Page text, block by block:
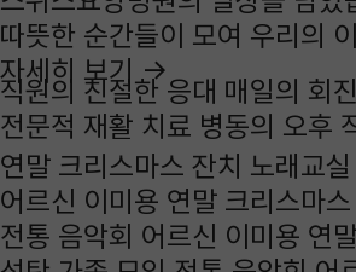
따뜻한 순간들이 모여 우리의
자세히 보기 →
직원의 친절한 응대 매일의 회진
전문적 재활 치료 병동의 오후
연말 크리스마스 잔치 노래교실
어르신 이미용 연말 크리스마
전통 음악회 어르신 이미용 연
성탄 가족 모임 전통 음악회 어